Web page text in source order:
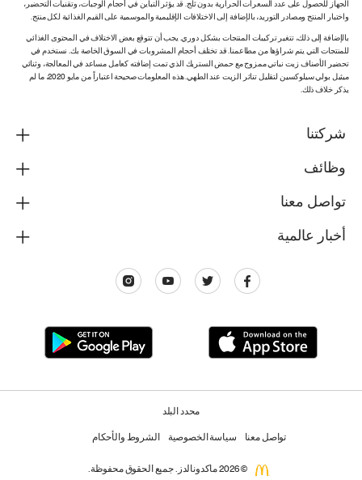
الجهاز للحصول على عدد السعرات الحرارية بدون ثلج. قد يؤثر التباين في أحجام الوجبات، وتقنيات التحضير،
واختبار المنتج ومصادر التوريد، بالإضافة إلى الاختلافات الإقليمية والموسمية على القيم الغذائية لكل منتج.
بالإضافة إلى ذلك، تتغير تركيبات المنتجات بشكل دوري. يجب أن تتوقع بعض الاختلاف في المحتوى الغذائي
للمنتجات التي يتم شراؤها من مطاعمنا. قد تختلف أحجام المشروبات في السوق الخاصة بك. نستخدم في
تحضير الأصناف زيت نباتي ممزوج مع حمض الستريك الذي تمت إضافته كعامل مساعد في المعالجة، وثنائي
ميثيل بولي سيلوكسين لتقليل تناثر الزيت عند الطهي. هذه المعلومات صحيحة اعتباراً من مايو 2020، ما لم
يذكر خلاف ذلك.
شركتنا
وظائف
تواصل معنا
أخبار عالمية
محدد البلد
تواصل معنا سياسة الخصوصية الشروط والأحكام
© 2026 ماكدونالدز. جميع الحقوق محفوظة.